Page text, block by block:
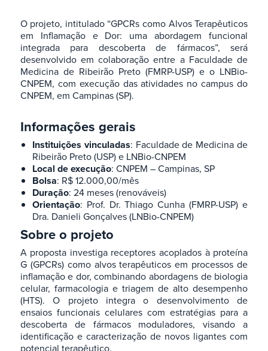
O projeto, intitulado “GPCRs como Alvos Terapêuticos
em Inflamação e Dor: uma abordagem funcional
integrada para descoberta de fármacos”, será
desenvolvido em colaboração entre a Faculdade de
Medicina de Ribeirão Preto (FMRP-USP) e o LNBio-
CNPEM, com execução das atividades no campus do
CNPEM, em Campinas (SP).
Informações gerais
Instituições vinculadas: Faculdade de Medicina de
Ribeirão Preto (USP) e LNBio-CNPEM
Local de execução: CNPEM – Campinas, SP
Bolsa: R$ 12.000,00/mês
Duração: 24 meses (renováveis)
Orientação: Prof. Dr. Thiago Cunha (FMRP-USP) e
Dra. Danieli Gonçalves (LNBio-CNPEM)
Sobre o projeto
A proposta investiga receptores acoplados à proteína
G (GPCRs) como alvos terapêuticos em processos de
inflamação e dor, combinando abordagens de biologia
celular, farmacologia e triagem de alto desempenho
(HTS). O projeto integra o desenvolvimento de
ensaios funcionais celulares com estratégias para a
descoberta de fármacos moduladores, visando a
identificação e caracterização de novos ligantes com